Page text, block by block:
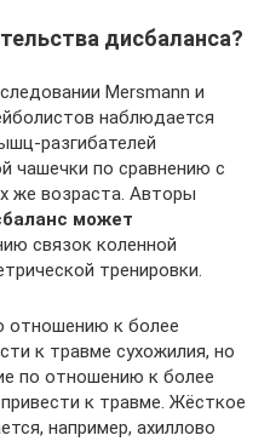
дисбаланса?
Mersmann и
наблюдается
разгибателей
чашечки по сравнению с
же возраста. Авторы
может
связок коленной
тренировки.
отношению к более
к травме сухожилия, но
по отношению к более
к травме. Жёсткое
например, ахиллово